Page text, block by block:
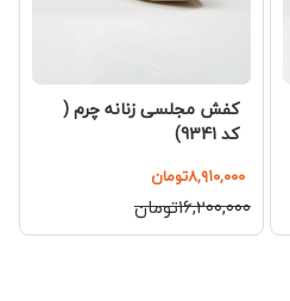
کفش مجلسی زنانه چرم (
کد 9341)
۸,۹۱۰,۰۰۰تومان
۱۶,۲۰۰,۰۰۰تومان